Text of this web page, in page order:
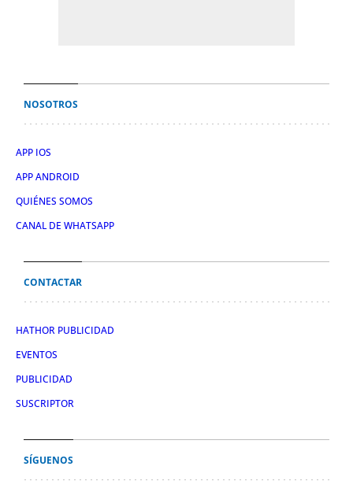
NOSOTROS
APP IOS
APP ANDROID
QUIÉNES SOMOS
CANAL DE WHATSAPP
CONTACTAR
HATHOR PUBLICIDAD
EVENTOS
PUBLICIDAD
SUSCRIPTOR
SÍGUENOS